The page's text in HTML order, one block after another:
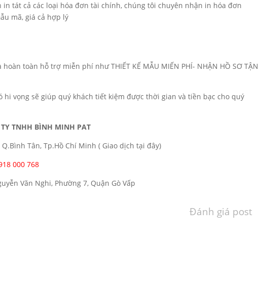
in tát cả các loại hóa đơn tài chính, chúng tôi chuyên nhận in hóa đơn
mã, giá cả hợp lý
toàn hỗ trợ miễn phí như THIẾT KẾ MẪU MIẾN PHÍ- NHẬN HỒ SƠ TẬN
hi vọng sẽ giúp quý khách tiết kiệm được thời gian và tiền bạc cho quý
TY TNHH BÌNH MINH PAT
Q.Bình Tân, Tp.Hồ Chí Minh ( Giao dịch tại đây)
000 768
Văn Nghi, Phường 7, Quận Gò Vấp
Đánh giá post